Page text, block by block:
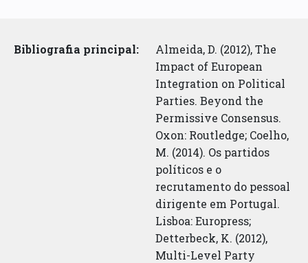
Bibliografia principal:
Almeida, D. (2012), The
Impact of European
Integration on Political
Parties. Beyond the
Permissive Consensus.
Oxon: Routledge; Coelho,
M. (2014). Os partidos
políticos e o
recrutamento do pessoal
dirigente em Portugal.
Lisboa: Europress;
Detterbeck, K. (2012),
Multi-Level Party